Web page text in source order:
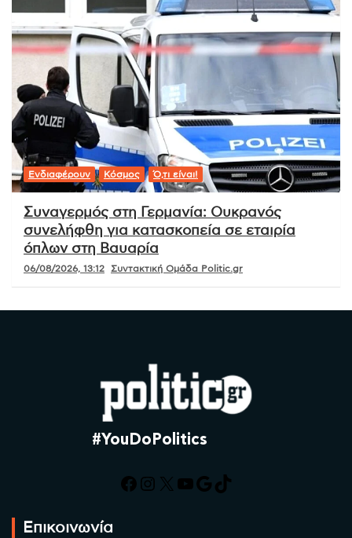
Ενδιαφέρουν Κόσμος Ό,τι είναι!
Συναγερμός στη Γερμανία: Ουκρανός
συνελήφθη για κατασκοπεία σε εταιρία
όπλων στη Βαυαρία
06/08/2026, 13:12 Συντακτική Ομάδα Politic.gr
#YouDoPolitics
Facebook
Instagram
X YouTube
Google
TikTok
Επικοινωνία